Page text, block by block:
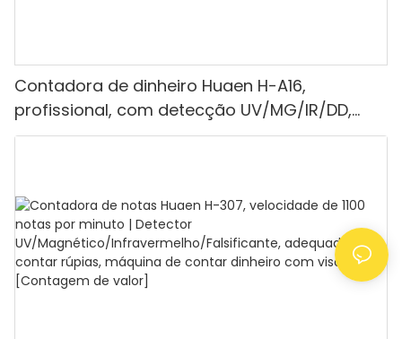
Contadora de dinheiro Huaen H-A16,
profissional, com detecção UV/MG/IR/DD,
capacidade de contagem de 1100 euros por